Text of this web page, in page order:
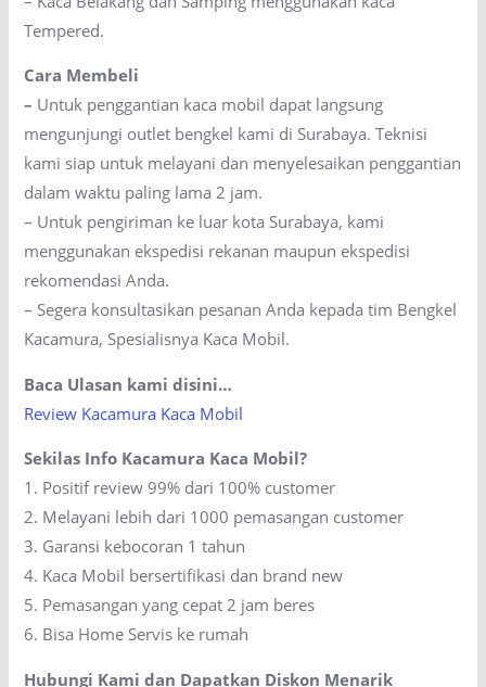
Tempered.
Cara Membeli
– Untuk penggantian kaca mobil dapat langsung
mengunjungi outlet bengkel kami di Surabaya. Teknisi
kami siap untuk melayani dan menyelesaikan penggantian
dalam waktu paling lama 2 jam.
– Untuk pengiriman ke luar kota Surabaya, kami
menggunakan ekspedisi rekanan maupun ekspedisi
rekomendasi Anda.
– Segera konsultasikan pesanan Anda kepada tim Bengkel
Kacamura, Spesialisnya Kaca Mobil.
Baca Ulasan kami disini…
Review Kacamura Kaca Mobil
Sekilas Info Kacamura Kaca Mobil?
1. Positif review 99% dari 100% customer
2. Melayani lebih dari 1000 pemasangan customer
3. Garansi kebocoran 1 tahun
4. Kaca Mobil bersertifikasi dan brand new
5. Pemasangan yang cepat 2 jam beres
6. Bisa Home Servis ke rumah
Hubungi Kami dan Dapatkan Diskon Menarik